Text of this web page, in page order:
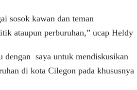
sosok kawan dan teman
ataupun perburuhan,” ucap Heldy
dengan saya untuk mendiskusikan
di kota Cilegon pada khususnya